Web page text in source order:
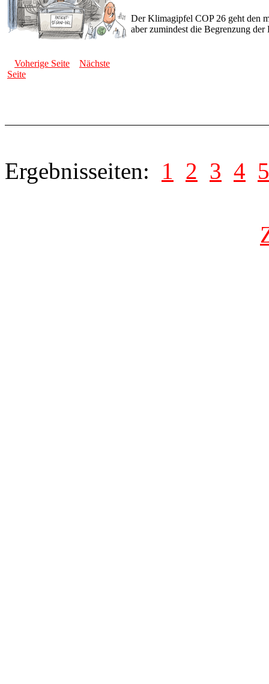
Der Klimagipfel COP 26 geht den
aber zumindest die Begrenzung
Voherige Seite
Nächste
Seite
Ergebnisseiten: 1 2 3 4 5